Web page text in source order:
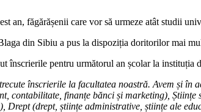
an, făgărășenii care vor să urmeze atât studii
din Sibiu a pus la dispoziția doritorilor mai
înscrierile pentru următorul an școlar la instituția
înscrierile la facultatea noastră. Avem și
contabilitate, finanțe bănci și marketing),
Drept (drept, științe administrative, științe ale